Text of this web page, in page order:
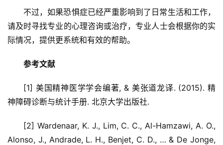
不过，如果恐惧症已经严重影响到了日常生活和工作，
请及时寻找专业的心理咨询或治疗，专业人士会根据你的实
际情况，提供更系统和有效的帮助。
参考文献
[1] 美国精神医学学会编著, & 美张道龙译. (2015). 精
神障碍诊断与统计手册. 北京大学出版社.
[2] Wardenaar, K. J., Lim, C. C., Al-Hamzawi, A. O.,
Alonso, J., Andrade, L. H., Benjet, C. D., … & De Jonge,